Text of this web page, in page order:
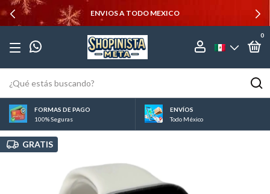
ENVIOS A TODO MEXICO
0
FORMAS DE PAGO
100% Seguras
ENVÍOS
Todo México
GRATIS